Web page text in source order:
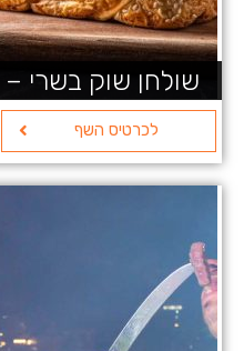
שולחן שוק בשרי – Bravos
לכרטיס השף